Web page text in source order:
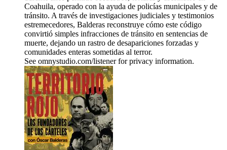
Coahuila, operado con la ayuda de policías municipales y de
tránsito. A través de investigaciones judiciales y testimonios
estremecedores, Balderas reconstruye cómo este código
convirtió simples infracciones de tránsito en sentencias de
muerte, dejando un rastro de desapariciones forzadas y
comunidades enteras sometidas al terror.
See omnystudio.com/listener for privacy information.